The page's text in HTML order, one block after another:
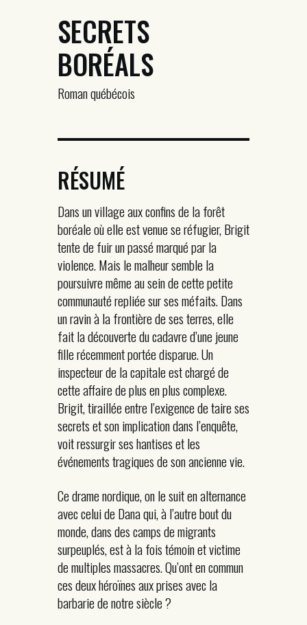
SECRETS
BORÉALS
Roman québécois
RÉSUMÉ
Dans un village aux confins de la forêt
boréale où elle est venue se réfugier, Brigit
tente de fuir un passé marqué par la
violence. Mais le malheur semble la
poursuivre même au sein de cette petite
communauté repliée sur ses méfaits. Dans
un ravin à la frontière de ses terres, elle
fait la découverte du cadavre d’une jeune
fille récemment portée disparue. Un
inspecteur de la capitale est chargé de
cette affaire de plus en plus complexe.
Brigit, tiraillée entre l’exigence de taire ses
secrets et son implication dans l’enquête,
voit ressurgir ses hantises et les
événements tragiques de son ancienne vie.
Ce drame nordique, on le suit en alternance
avec celui de Dana qui, à l’autre bout du
monde, dans des camps de migrants
surpeuplés, est à la fois témoin et victime
de multiples massacres. Qu’ont en commun
ces deux héroïnes aux prises avec la
barbarie de notre siècle ?